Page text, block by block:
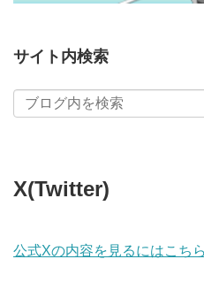
サイト内検索
X(Twitter)
公式Xの内容を見るにはこち